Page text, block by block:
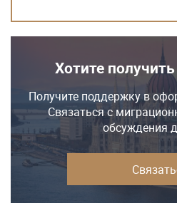
Хотите
Получите поддержку в
Связаться с
обсуждения